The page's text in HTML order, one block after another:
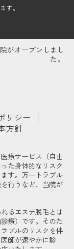
す。
がオープンしまし
た。
リシー
方針
療サービス（自由
た身体的なリスク
す。万一トラブル
行うなど、当院が
るエステ脱毛とは
療）です。そのた
ブルのリスクを伴
師が速やかに診